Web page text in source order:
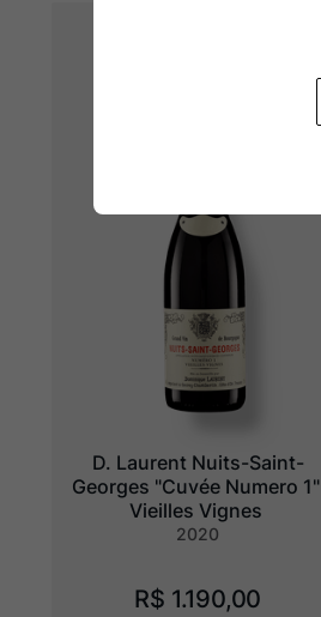
D. Laurent Nuits-Saint-
Georges "Cuvée Numero 1"
Vieilles Vignes
2020
R$ 1.190,00